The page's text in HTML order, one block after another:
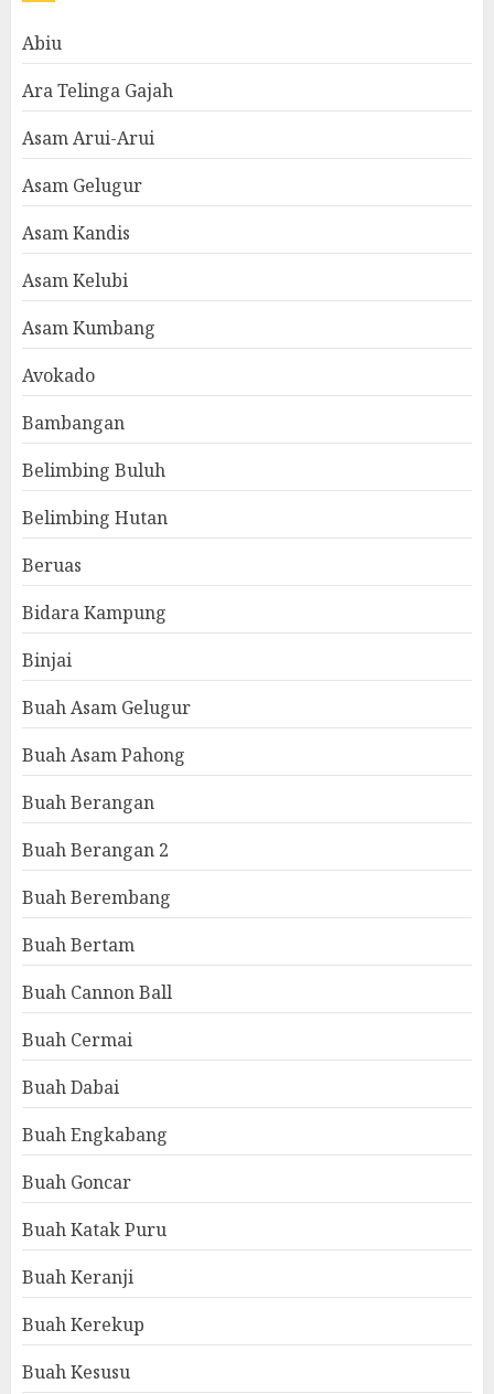
Abiu
Ara Telinga Gajah
Asam Arui-Arui
Asam Gelugur
Asam Kandis
Asam Kelubi
Asam Kumbang
Avokado
Bambangan
Belimbing Buluh
Belimbing Hutan
Beruas
Bidara Kampung
Binjai
Buah Asam Gelugur
Buah Asam Pahong
Buah Berangan
Buah Berangan 2
Buah Berembang
Buah Bertam
Buah Cannon Ball
Buah Cermai
Buah Dabai
Buah Engkabang
Buah Goncar
Buah Katak Puru
Buah Keranji
Buah Kerekup
Buah Kesusu